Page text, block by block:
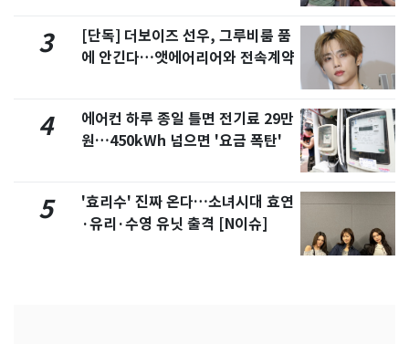
3
[단독] 더보이즈 선우, 그루비룸 품
에 안긴다…앳에어리어와 전속계약
4
에어컨 하루 종일 틀면 전기료 29만
원…450kWh 넘으면 '요금 폭탄'
5
'효리수' 진짜 온다…소녀시대 효연
·유리·수영 유닛 출격 [N이슈]